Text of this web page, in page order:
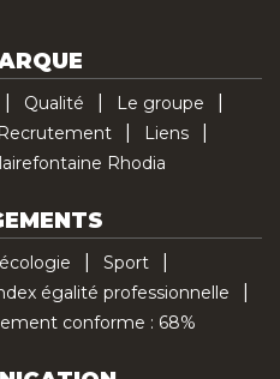
Qualité
Le groupe
Recrutement
Liens
Rhodia
Sport
égalité professionnelle
conforme : 68%